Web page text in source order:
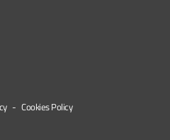
-Cookies Policy